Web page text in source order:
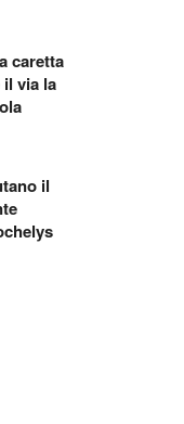
caretta
via la
il